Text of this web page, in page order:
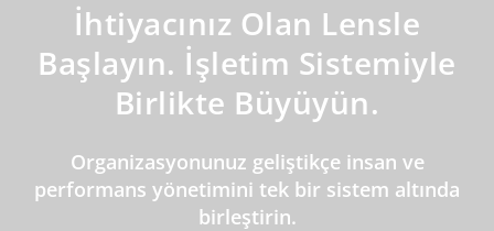
İhtiyacınız Olan Lensle
Başlayın. İşletim Sistemiyle
Birlikte Büyüyün.
Organizasyonunuz geliştikçe insan ve
performans yönetimini tek bir sistem altında
birleştirin.